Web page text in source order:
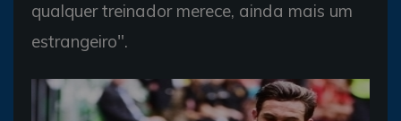
qualquer treinador merece, ainda mais um
estrangeiro".